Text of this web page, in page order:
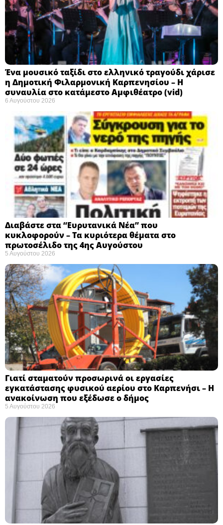
Ένα μουσικό ταξίδι στο ελληνικό τραγούδι χάρισε
η Δημοτική Φιλαρμονική Καρπενησίου – Η
συναυλία στο κατάμεστο Αμφιθέατρο (vid)
6 Αυγούστου 2026
Διαβάστε στα “Ευρυτανικά Νέα” που
κυκλοφορούν – Τα κυριότερα θέματα στο
πρωτοσέλιδο της 4ης Αυγούστου
5 Αυγούστου 2026
Γιατί σταματούν προσωρινά οι εργασίες
εγκατάστασης φυσικού αερίου στο Καρπενήσι – Η
ανακοίνωση που εξέδωσε ο δήμος
5 Αυγούστου 2026